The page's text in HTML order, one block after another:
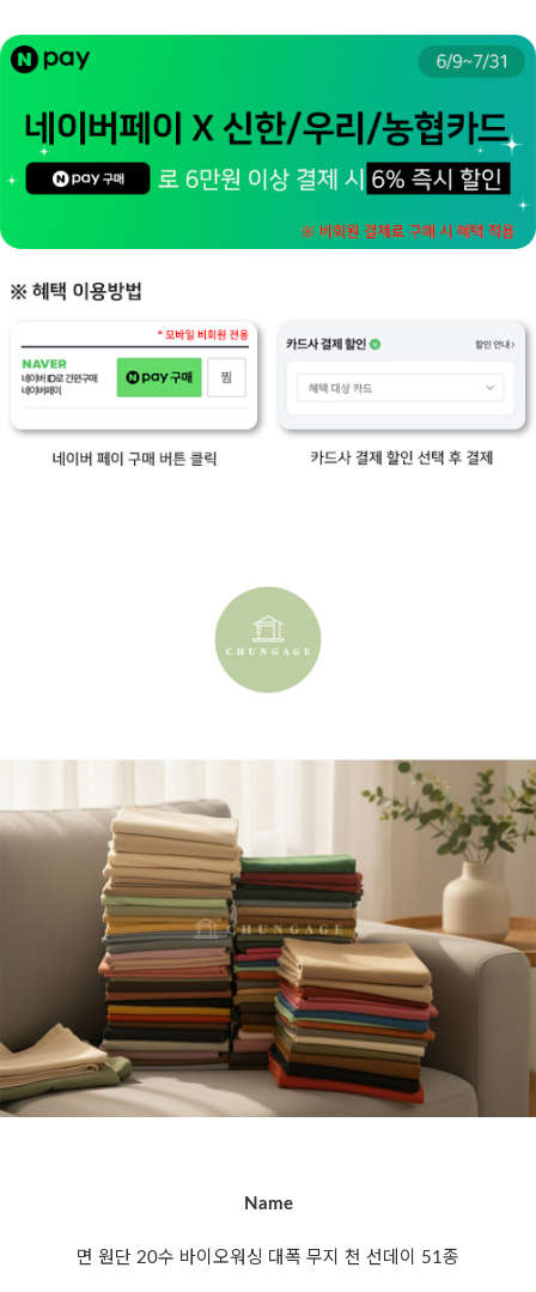
Name
면 원단 20수 바이오워싱 대폭 무지 천 선데이 51종